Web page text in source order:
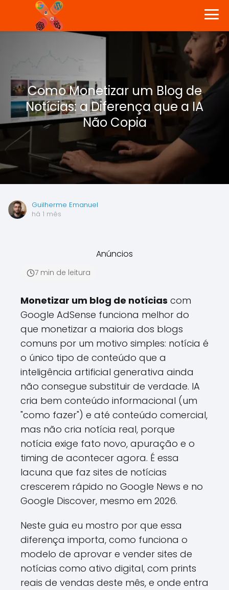
Como Monetizar um Blog de
Notícias: a Diferença que a IA
Não Copia
Guilherme Emanuel
há 1 mês
Anúncios
7 min de leitura
Monetizar um blog de notícias com
Google AdSense funciona melhor do
que monetizar a maioria dos blogs
comuns por um motivo simples: notícia é
o único tipo de conteúdo que a
inteligência artificial generativa ainda
não consegue substituir de verdade. IA
cria bem conteúdo informacional (um
"como fazer") e até conteúdo comercial,
mas não cria notícia real, porque
notícia exige fato novo, apuração e o
timing de acontecer agora. É essa
lacuna que faz sites de notícias
crescerem rápido no Google News e no
Google Discover, mesmo em 2026.
Neste guia eu mostro por que essa
diferença importa, como funciona o
modelo de aprovar e vender sites de
notícias como ativo digital, com prints
reais de vendas deste mês, e onde entra